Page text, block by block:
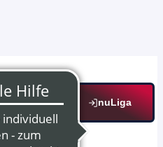
nuLiga